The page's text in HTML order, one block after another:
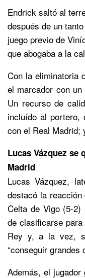
Endrick saltó al
después de un
juego previo de
que abogaba a la
Con la eliminatoria
el marcador con
Un recurso de
incluído al portero,
con el Real Madrid;
Lucas Vázquez se
Madrid
Lucas Vázquez,
destacó la
Celta de Vigo (5-2)
de clasificarse
Rey y, a la vez,
“conseguir grandes
Además, el